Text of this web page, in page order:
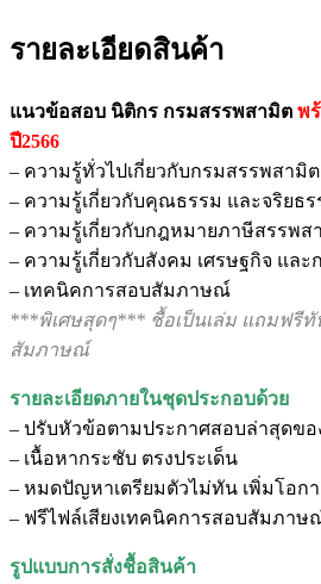
รายละเอียดสินค้า
แนวข้อสอบ นิติกร กรมสรรพสามิต พ
ปี2566
– ความรู้ทั่วไปเกี่ยวกับกรมสรรพสามิต
– ความรู้เกี่ยวกับคุณธรรม และจริยธร
– ความรู้เกี่ยวกับกฎหมายภาษีสรรพส
– ความรู้เกี่ยวกับสังคม เศรษฐกิจ และ
– เทคนิคการสอบสัมภาษณ์
***พิเศษสุดๆ*** ชื้อเป็นเล่ม แถมฟรี
สัมภาษณ์
รายละเอียดภายในชุดประกอบด้วย
– ปรับหัวข้อตามประกาศสอบล่าสุดข
– เนื้อหากระชับ ตรงประเด็น
– หมดปัญหาเตรียมตัวไม่ทัน เพิ่มโอก
– ฟรีไฟล์เสียงเทคนิคการสอบสัมภาษ
รูปแบบการสั่งชื้อสินค้า